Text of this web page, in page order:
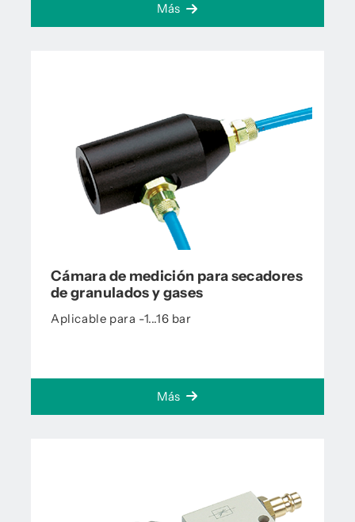
Más
Cámara de medición para secadores
de granulados y gases
Aplicable para -1...16 bar
Más